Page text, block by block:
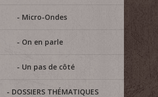
Micro-Ondes
On en parle
Un pas de côté
DOSSIERS THÉMATIQUES